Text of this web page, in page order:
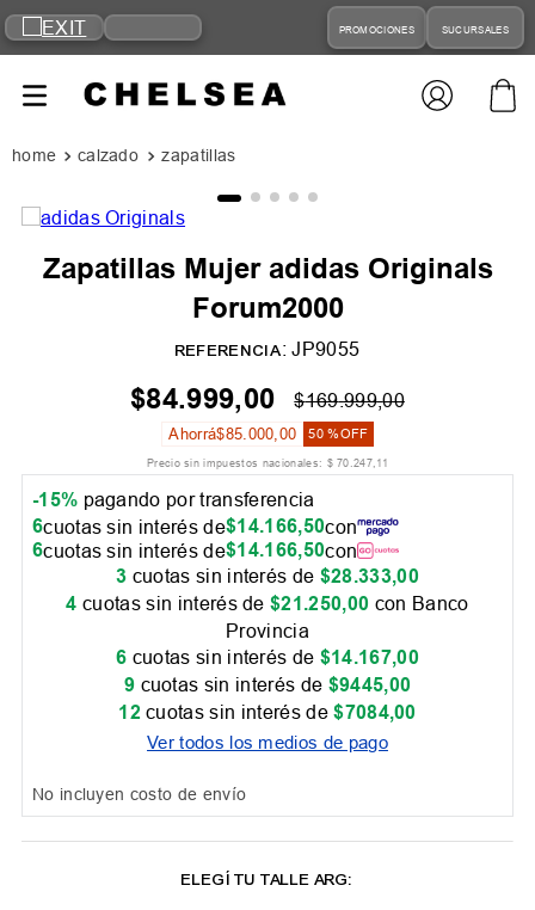
PROMOCIONES SUCURSALES
calzado zapatillas
Zapatillas Mujer adidas Originals
Forum2000
REFERENCIA:JP9055
$84.999,00 $169.999,00
Ahorrá$85.000,00 50 %OFF
Precio sin impuestos nacionales: $ 70.247,11
-15% pagando por transferencia
6cuotas sin interés de$14.166,50con
6cuotas sin interés de$14.166,50con
3 cuotas sin interés de $28.333,00
4 cuotas sin interés de$21.250,00 con Banco
Provincia
6 cuotas sin interés de $14.167,00
9 cuotas sin interés de $9445,00
12 cuotas sin interés de$7084,00
Ver todos los medios de pago
No incluyen costo de envío